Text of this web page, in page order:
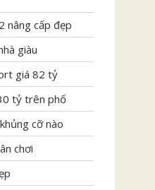
nâng cấp đẹp
giàu
giá 82 tỷ
tỷ trên phố
cỡ nào
chơi